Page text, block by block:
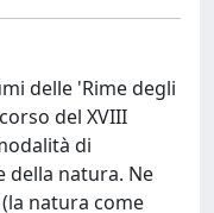
delle 'Rime degli
del XVIII
di
della natura. Ne
natura come